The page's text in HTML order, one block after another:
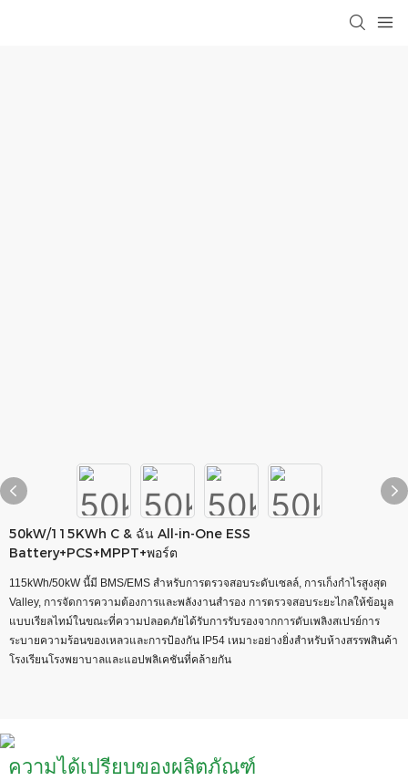
50kW/115KWh C & ฉัน All-in-One ESS
Battery+PCS+MPPT+พอร์ต
115kWh/50kW นี้มี BMS/EMS สำหรับการตรวจสอบระดับเซลล์, การเก็งกำไรสูงสุด
Valley, การจัดการความต้องการและพลังงานสำรอง การตรวจสอบระยะไกลให้ข้อมูล
แบบเรียลไทม์ในขณะที่ความปลอดภัยได้รับการรับรองจากการดับเพลิงสเปรย์การ
ระบายความร้อนของเหลวและการป้องกัน IP54 เหมาะอย่างยิ่งสำหรับห้างสรรพสินค้า
โรงเรียนโรงพยาบาลและแอปพลิเคชันที่คล้ายกัน
ความได้เปรียบของผลิตภัณฑ์